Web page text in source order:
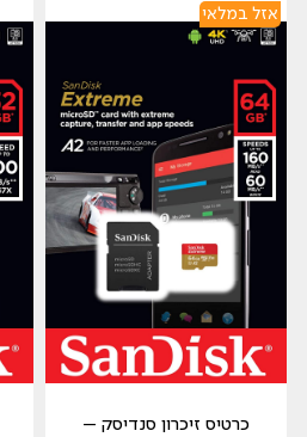
אזל במלאי
כרטיס זיכרון סנדיסק –